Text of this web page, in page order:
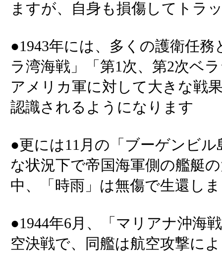
ますが、自身も損傷してトラ
●1943年には、多くの護衛任
ラ湾海戦」「第1次、第2次ベ
アメリカ軍に対して大きな戦
認識されるようになります
●更には11月の「ブーゲンビ
な状況下で帝国海軍側の艦艇
中、「時雨」は無傷で生還し
●1944年6月、「マリアナ沖海
空決戦で、同艦は航空攻撃に